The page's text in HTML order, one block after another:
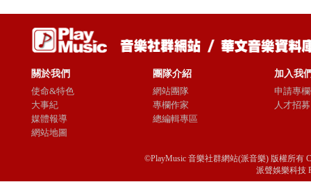
關於我們
使命&特色
大事紀
媒體報導
網站地圖
團隊介紹
網站團隊
專欄作家
總編輯專區
加入我
申請專
人才招募
©PlayMusic 音樂社群網站(派音樂) 版權所有
派聲娛樂科技